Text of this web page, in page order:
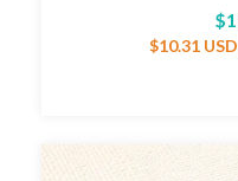
$10.31 USD